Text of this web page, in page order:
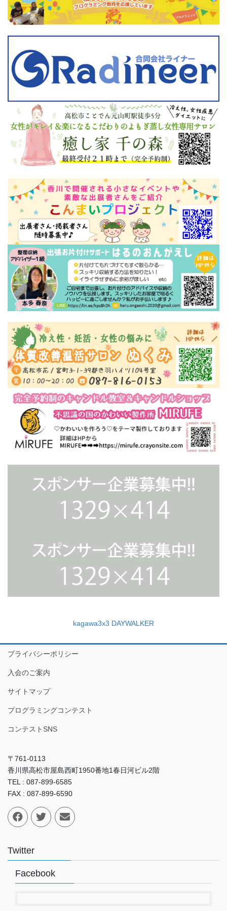
kagawa3x3 DAYWALKER
プライバシーポリシー
入会のご案内
サイトマップ
プログラミングコンテスト
コンテストSNS
〒761-0113
香川県高松市屋島西町1950番地1春日河ビル2階
TEL : 087-899-6585
FAX : 087-899-6590
Twitter
Facebook